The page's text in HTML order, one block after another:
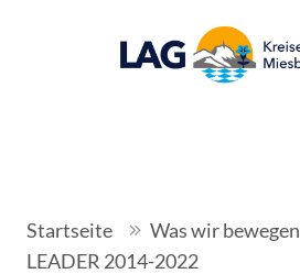
Startseite
Was wir bewegen
LEADER 2014-2022